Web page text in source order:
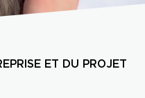
ET DU PROJET